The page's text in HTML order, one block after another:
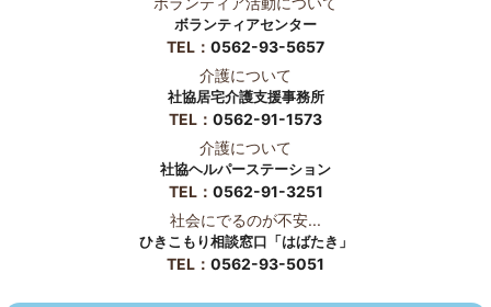
ボランティアセンター
TEL： 0562-93-5657
介護について
社協居宅介護支援事務所
TEL： 0562-91-1573
介護について
社協ヘルパーステーション
TEL： 0562-91-3251
社会にでるのが不安...
ひきこもり相談窓口「はばたき」
TEL： 0562-93-5051